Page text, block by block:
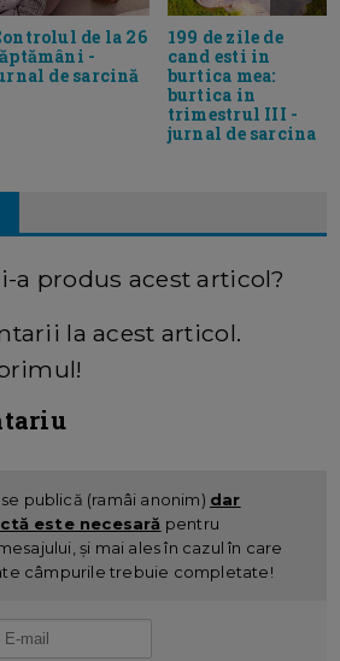
de la 26
-
de sarcină
199 de zile de
cand esti in
burtica mea:
burtica in
trimestrul III -
jurnal de sarcina
a produs acest articol?
la acest articol.
publică (ramâi anonim) dar
este necesară pentru
și mai ales în cazul în care
câmpurile trebuie completate!